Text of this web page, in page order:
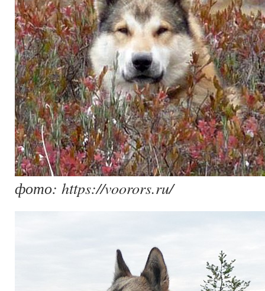
фото: https://voorors.ru/